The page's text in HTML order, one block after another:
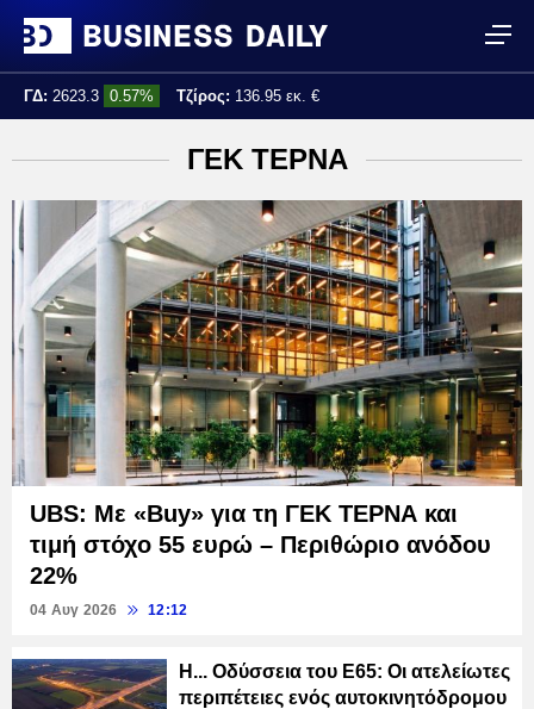
ΓΔ: 2623.3 0.57% Τζίρος: 136.95 εκ. €
ΓΕΚ ΤΕΡΝΑ
UBS: Με «Buy» για τη ΓΕΚ ΤΕΡΝΑ και
τιμή στόχο 55 ευρώ – Περιθώριο ανόδου
22%
04 Αυγ 2026 12:12
Η... Οδύσσεια του E65: Οι ατελείωτες
περιπέτειες ενός αυτοκινητόδρομου